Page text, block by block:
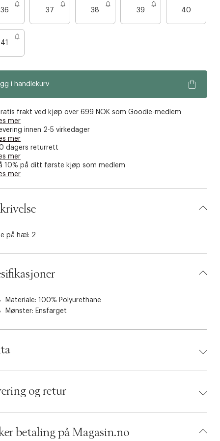
36 37 38 39 40
f
41
i handlekurv
frakt ved kjøp over 699 NOK som Goodie-medlem
mer
innen 2-5 virkedager
mer
dagers returrett
mer
10% på ditt første kjøp som medlem
mer
på hæl: 2
Materiale: 100% Polyurethane
Mønster: Ensfarget
5715389289834
Size: 40
S13764450
og retur
betaling på Magasin.no